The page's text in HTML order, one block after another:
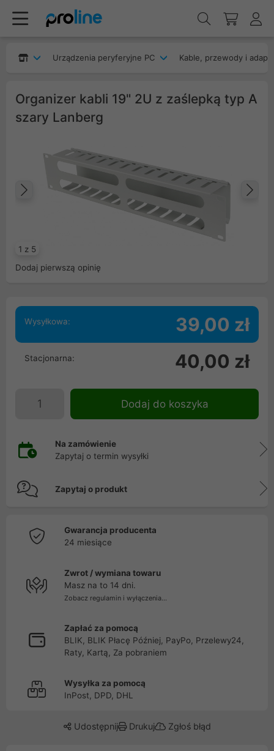
Urządzenia peryferyjne PC Kable, przewody i
Organizer kabli 19" 2U z zaślepką typ A
szary Lanberg
1 z 5
Poprzedni
Dodaj pierwszą opinię
Wysyłkowa: 39,00 zł
Stacjonarna: 40,00 zł
Dodaj do koszyka
Na zamówienie
Zapytaj o termin wysyłki
Zapytaj o produkt
Gwarancja producenta
24 miesiące
Zwrot / wymiana towaru
Masz na to 14 dni.
Zobacz regulamin i wyłączenia...
Zapłać za pomocą
BLIK, BLIK Płacę Później, PayPo, Przelewy24,
Raty, Kartą, Za pobraniem
Wysyłka za pomocą
InPost, DPD, DHL
Udostępnij Drukuj Zgłoś błąd